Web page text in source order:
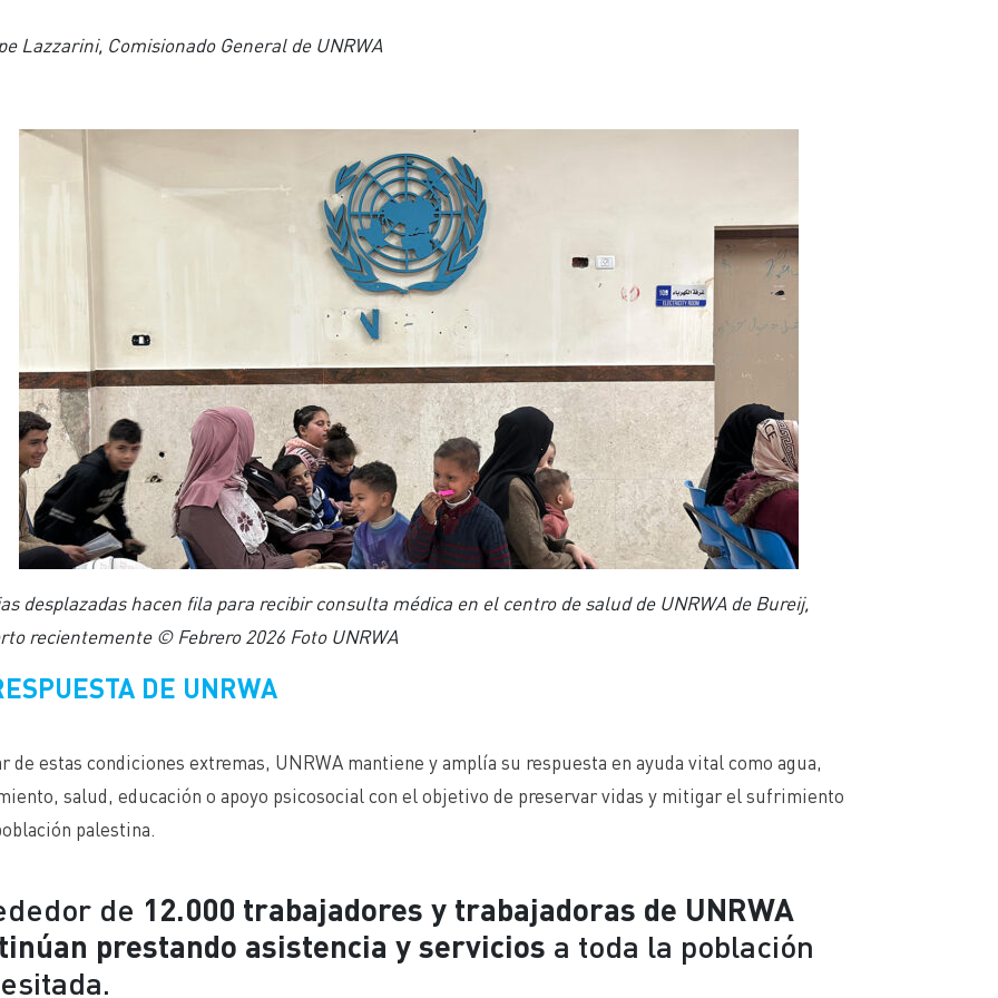
Lazzarini, Comisionado General de UNRWA
desplazadas hacen fila para recibir consulta médica en el centro de salud de UNRWA de Bureij,
recientemente © Febrero 2026 Foto UNRWA
DE UNRWA
de estas condiciones extremas, UNRWA mantiene y amplía su respuesta en ayuda vital como agua,
salud, educación o apoyo psicosocial con el objetivo de preservar vidas y mitigar el sufrimiento
palestina.
de 12.000 trabajadores y trabajadoras de UNRWA
prestando asistencia y servicios a toda la población